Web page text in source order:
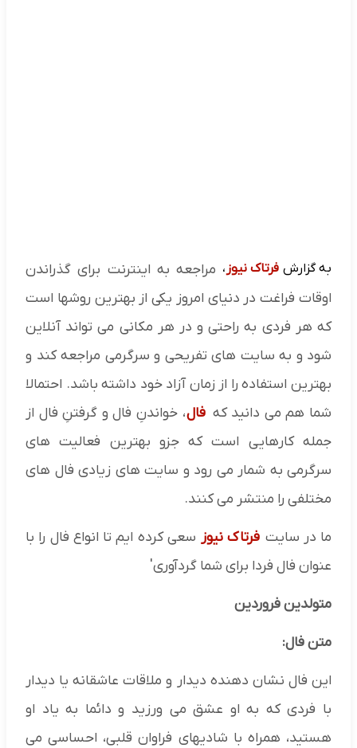
به گزارش فرتاک نیوز ، مراجعه به اینترنت برای گذراندن
اوقات فراغت در دنیای امروز یکی از بهترین روشها است
که هر فردی به راحتی و در هر مکانی می تواند آنلاین
شود و به سایت های تفریحی و سرگرمی مراجعه کند و
بهترین استفاده را از زمان آزاد خود داشته باشد. احتمالا
شما هم می دانید که فال، خواندنِ فال و گرفتنِ فال از
جمله کارهایی است که جزو بهترین فعالیت های
سرگرمی به شمار می رود و سایت های زیادی فال های
مختلفی را منتشر می کنند.
ما در سایت فرتاک نیوز سعی کرده ایم تا انواع فال را با
عنوان فال فردا برای شما گردآوری'
متولدین فروردین
متن فال:
این فال نشان دهنده دیدار و ملاقات عاشقانه یا دیدار
با فردی که به او عشق می ورزید و دائما به یاد او
هستید، همراه با شادیهای فراوان قلبی، احساسی می